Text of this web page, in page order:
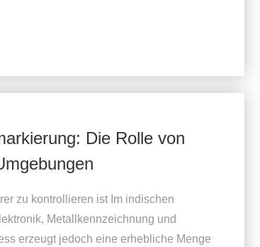
Die Rolle von
zu kontrollieren ist Im indischen
Metallkennzeichnung und
erzeugt jedoch eine erhebliche Menge